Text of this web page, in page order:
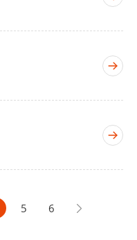
5 6